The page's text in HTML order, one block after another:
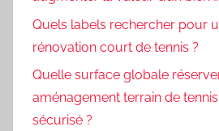
Quels labels rechercher pour
rénovation court de tennis ?
Quelle surface globale
aménagement terrain de
sécurisé ?